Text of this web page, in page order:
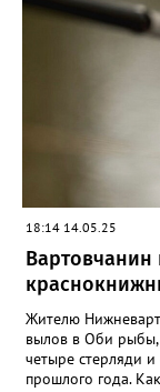
18:14 14.05.25
Вартовчанин
Жителю
вылов в Оби рыбы,
четыре стерляди
прошлого года.